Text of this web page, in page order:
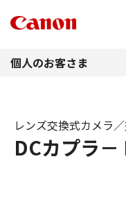
個人のお客さま
DCカプラ
レンズ交換式カメラ